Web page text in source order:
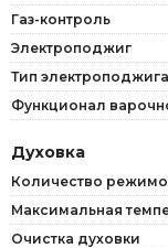
Газ-контроль
Электроподжиг
Тип электроподжига
Функционал
Духовка
Количество
Максимальная
Очистка духовки